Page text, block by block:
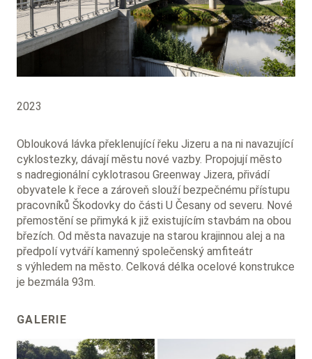
2023
Oblouková lávka překlenující řeku Jizeru a na ni navazující
cyklostezky, dávají městu nové vazby. Propojují město
s nadregionální cyklotrasou Greenway Jizera, přivádí
obyvatele k řece a zároveň slouží bezpečnému přístupu
pracovníků Škodovky do části U Česany od severu. Nové
přemostění se přimyká k již existujícím stavbám na obou
březích. Od města navazuje na starou krajinnou alej a na
předpolí vytváří kamenný společenský amfiteátr
s výhledem na město. Celková délka ocelové konstrukce
je bezmála 93m.
GALERIE